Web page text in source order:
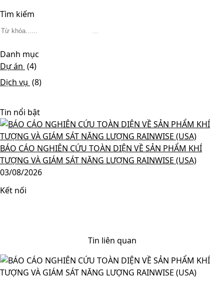
Tìm kiếm
Danh mục
Dự án (4)
Dịch vụ (8)
Tin nổi bật
BÁO CÁO NGHIÊN CỨU TOÀN DIỆN VỀ SẢN PHẨM KHÍ
TƯỢNG VÀ GIÁM SÁT NĂNG LƯỢNG RAINWISE (USA)
03/08/2026
Kết nối
Tin liên quan